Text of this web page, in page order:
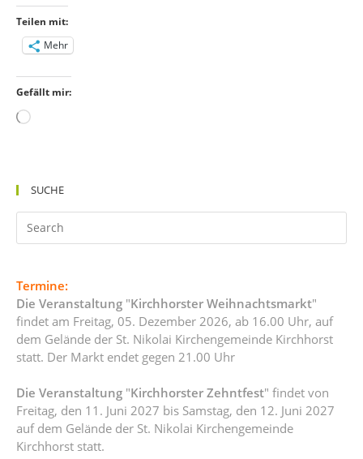
Teilen mit:
Mehr
Gefällt mir:
Wird
SUCHE
Termine:
Die Veranstaltung "Kirchhorster Weihnachtsmarkt"
findet am Freitag, 05. Dezember 2026, ab 16.00 Uhr, auf
dem Gelände der St. Nikolai Kirchengemeinde Kirchhorst
statt. Der Markt endet gegen 21.00 Uhr
Die Veranstaltung "Kirchhorster Zehntfest" findet von
Freitag, den 11. Juni 2027 bis Samstag, den 12. Juni 2027
auf dem Gelände der St. Nikolai Kirchengemeinde
Kirchhorst statt.